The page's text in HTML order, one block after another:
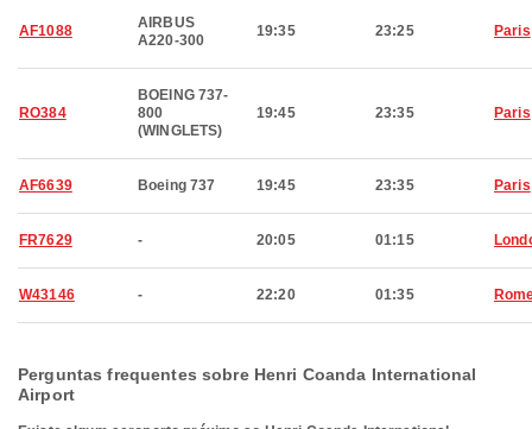
AF1088
AIRBUS
A220-300
19:35 23:25 Paris
RO384
BOEING 737-
800
(WINGLETS)
19:45 23:35 Paris
AF6639 Boeing 737 19:45 23:35 Paris
FR7629 - 20:05 01:15
W43146 - 22:20 01:35
Perguntas frequentes sobre Henri Coanda International
Airport